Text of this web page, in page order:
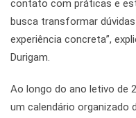
contato com práticas e
busca transformar
experiência concreta”,
Durigam.
Ao longo do ano letivo de
um calendário organizado